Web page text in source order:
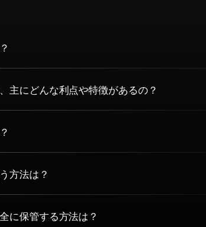
主にどんな利点や特徴があるの？
方法は？
に保管する方法は？